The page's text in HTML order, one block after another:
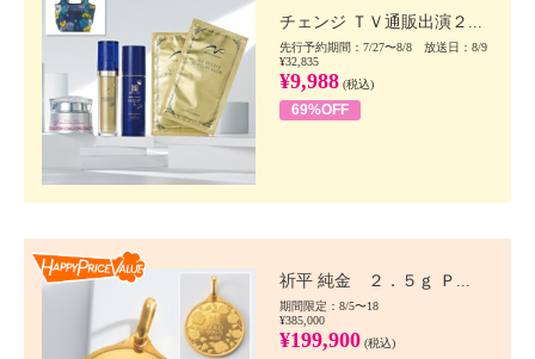
チェンジ ＴＶ通販出演２...
先行予約期間：7/27〜8/8 放送日：8/9
¥32,835
¥9,988 (税込)
69%OFF
祈平 純金 ２．５ｇ Ｐ...
期間限定：8/5〜18
¥385,000
¥199,900 (税込)